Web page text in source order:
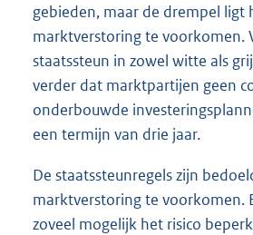
gebieden, maar de drempel ligt
marktverstoring te voorkomen.
staatssteun in zowel witte als
verder dat marktpartijen geen
onderbouwde
een termijn van drie jaar.
De staatssteunregels zijn
marktverstoring te voorkomen.
zoveel mogelijk het risico